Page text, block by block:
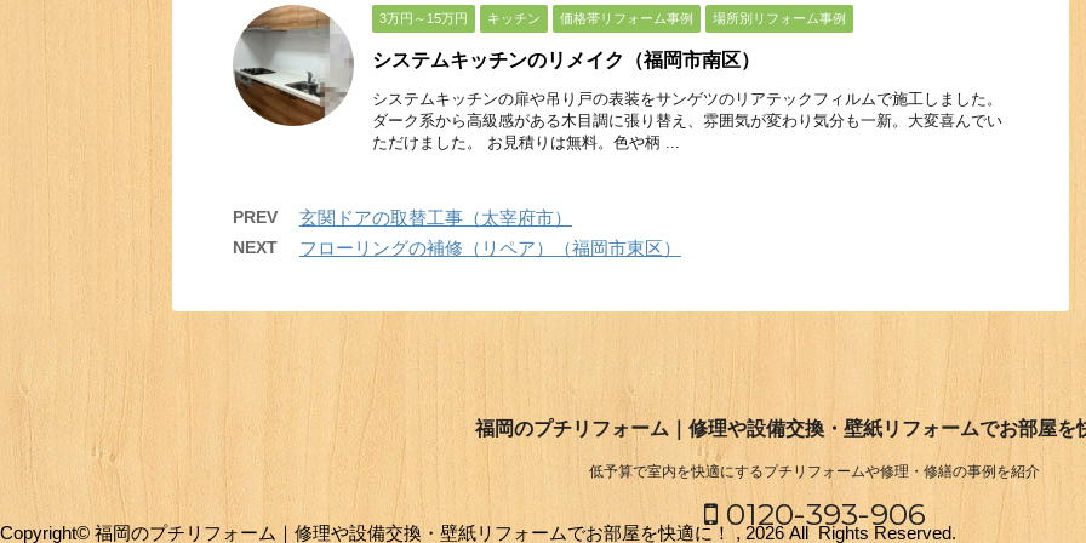
3万円～15万円 キッチン 価格帯リフォーム事例 場所別リフォーム事例
システムキッチンのリメイク（福岡市南区）
システムキッチンの扉や吊り戸の表装をサンゲツのリアテックフィルムで施工しました。
ダーク系から高級感がある木目調に張り替え、雰囲気が変わり気分も一新。大変喜んでい
ただけました。 お見積りは無料。色や柄 ...
PREV 玄関ドアの取替工事（太宰府市）
NEXT フローリングの補修（リペア）（福岡市東区）
福岡のプチリフォーム｜修理や設備交換・壁紙リフォームでお部屋を
低予算で室内を快適にするプチリフォームや修理・修繕の事例を紹介
0120-393-906
Copyright© 福岡のプチリフォーム｜修理や設備交換・壁紙リフォームでお部屋を快適に！ , 2026 All Rights Reserved.